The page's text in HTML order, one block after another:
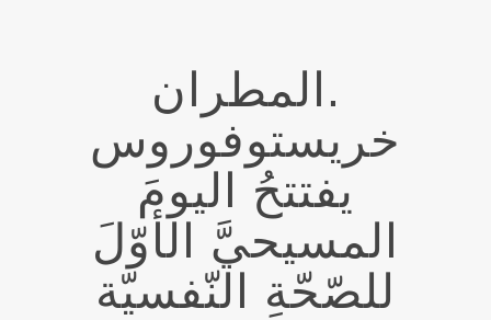
.المطران
خريستوفوروس
يفتتحُ اليومَ
المسيحيَّ الأوّلَ
للصّحّةِ النّفسيّة